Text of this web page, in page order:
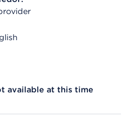
available at this time